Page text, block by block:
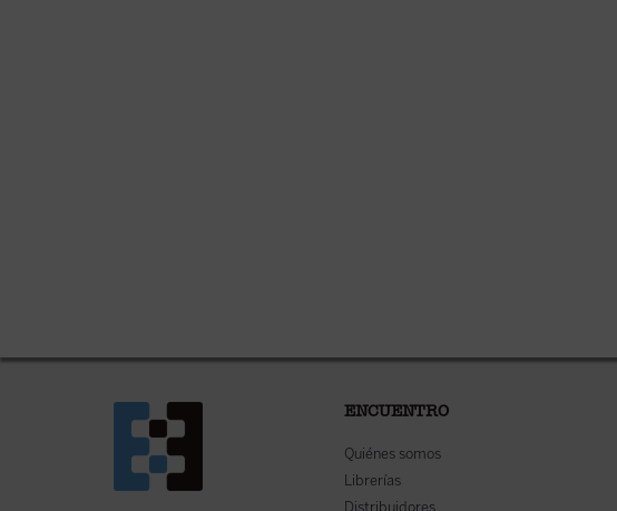
ENCUENTRO
Quiénes somos
Librerías
Distribuidores